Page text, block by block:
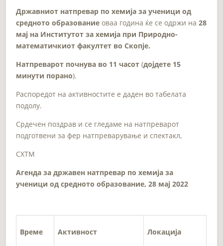
Државниот натпревар по хемија за ученици од
средното образованиеоваа година ќе се одржи на28
мај на Институтот за хемија при Природно-
математичкиот факултет во Скопје.
Натпреварот почнува во 11 часот(дојдете 15
минути порано).
Распоредот на активностите е даден во табелата
подолу.
Срдечен поздрав и се гледаме на натпреварот
подготвени за фер натпреварување и спектaкл,
СХТМ
Агенда за државен натпревар по хемија за
ученици одсредното образование, 28 мај 2022
Време Активност Локација